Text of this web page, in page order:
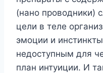
(нано проводники)
цели в теле
эмоции и
недоступным для
план интуиции. И